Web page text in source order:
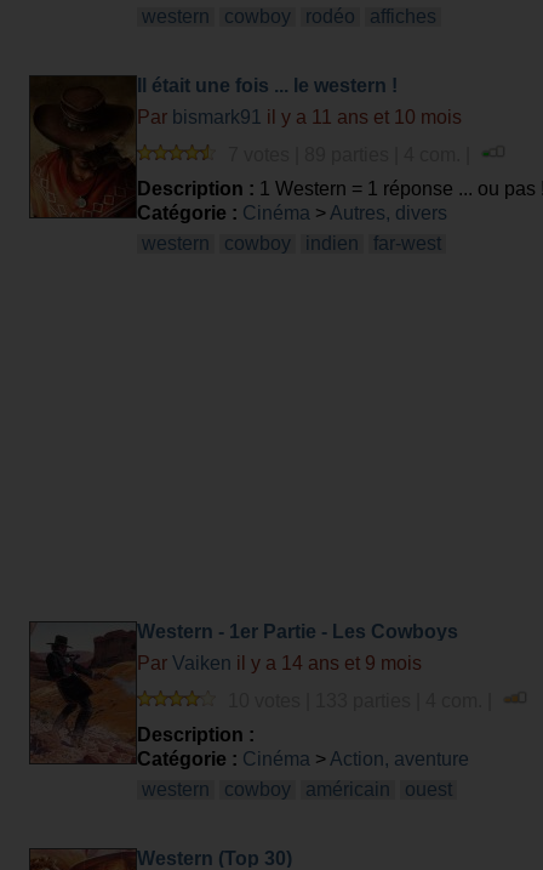
western
cowboy rodéo affiches
Il était une fois ... le western !
Par bismark91 il y a 11 ans et 10 mois
Description : 1 Western = 1 réponse ... ou pas
Catégorie : Cinéma > Autres, divers
western
cowboy indien far-west
Western - 1er Partie - Les Cowboys
Par Vaiken il y a 14 ans et 9 mois
Description :
Catégorie : Cinéma > Action, aventure
western
cowboy américain ouest
Western (Top 30)